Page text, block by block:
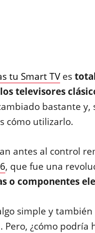
tu Smart TVes
televisores
bastante
cómo utilizarlo.
antes al control
, que fue una
o componentes
simple y
Pero, ¿cómo